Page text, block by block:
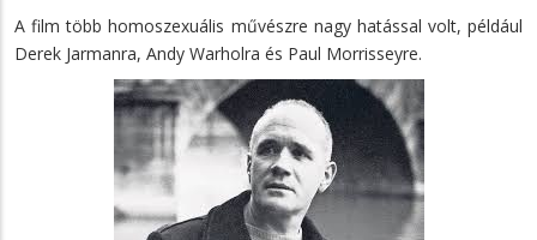
A film több homoszexuális művészre nagy hatással volt, például
Derek Jarmanra, Andy Warholra és Paul Morrisseyre.